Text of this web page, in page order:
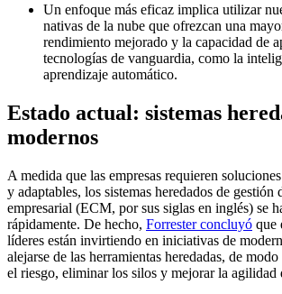
Un enfoque más eficaz implica utilizar
nativas de la nube que ofrezcan una
rendimiento mejorado y la capacidad de
tecnologías de vanguardia, como la
aprendizaje automático.
Estado actual: sistemas
modernos
A medida que las empresas requieren
y adaptables, los sistemas heredados de gestión
empresarial (ECM, por sus siglas en inglés) se
rápidamente. De hecho, Forrester concluyó que
líderes están invirtiendo en iniciativas de
alejarse de las herramientas heredadas, de
el riesgo, eliminar los silos y mejorar la agilidad